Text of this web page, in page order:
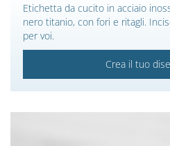
Etichetta da cucito in acciaio
nero titanio, con fori e ritagli.
per voi.
Crea il tuo